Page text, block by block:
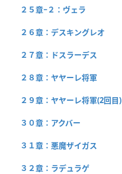
２５章−２：ヴェラ
２６章：デスキングレオ
２７章：ドスラーデス
２８章：ヤヤーレ将軍
２９章：ヤヤーレ将軍(2回目)
３０章：アクバー
３１章：悪魔ザイガス
３２章：ラデュラゲ